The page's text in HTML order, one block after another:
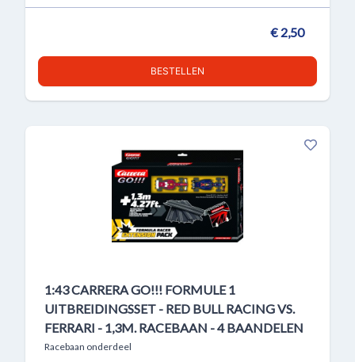
€ 2,50
BESTELLEN
1:43 CARRERA GO!!! FORMULE 1
UITBREIDINGSSET - RED BULL RACING VS.
FERRARI - 1,3M. RACEBAAN - 4 BAANDELEN
Racebaan onderdeel